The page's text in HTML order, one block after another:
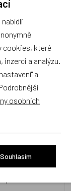
první, kdo
pití Ars Una
cookies, které
a analýzu.
a
osobních
Souhlasím